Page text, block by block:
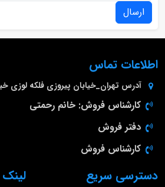
ارسال
دسترسی سریع
اطلاعات تماس
آدرس تهران_خیابان پیروزی فلکه لوزی
کارشناس فروش: خانم رحمتی
دفتر فروش
کارشناس فروش